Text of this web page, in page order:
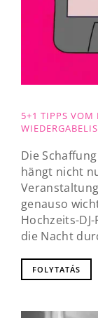
5+1 TIPPS VOM
Die
hängt nicht
genauso
Hochzeits-
die Nacht
FOLYTATÁS